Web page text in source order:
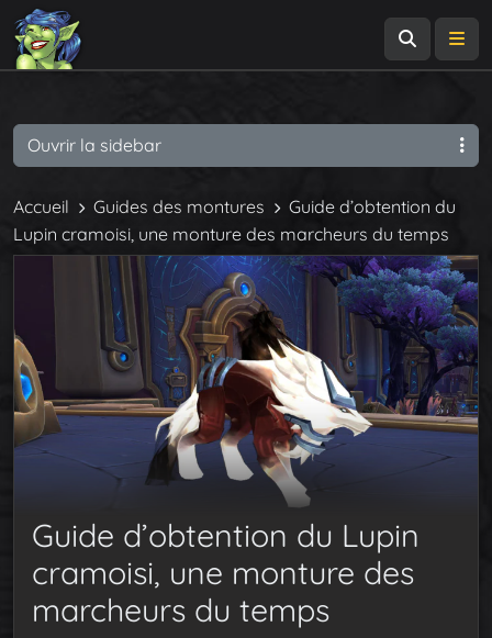
Accueil Guides des montures
Guide d’obtention du
Lupin cramoisi, une monture des marcheurs du temps
Guide d’obtention du Lupin
cramoisi, une monture des
marcheurs du temps
Ouvrir la sidebar